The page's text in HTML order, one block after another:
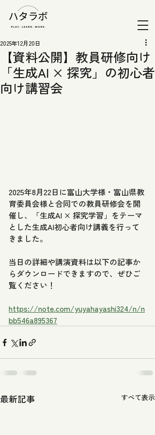
【資料公開】教員研修向け
「生成AI × 探究」の初心者
向け講習会
2025年12月20日
2025年8月22日に富山大学様・富山県教
育委員会様と合同での教員研修会を開
催し、「生成AI × 探究学習」をテーマ
とした生成AI初心者向け講義を行って
きました。
当日の詳細や講演資料は以下の記事か
らダウンロードできますので、ぜひご
覧ください！
https://note.com/yuyahayashi324/n/n
bb546a895367
最新記事 すべて表示